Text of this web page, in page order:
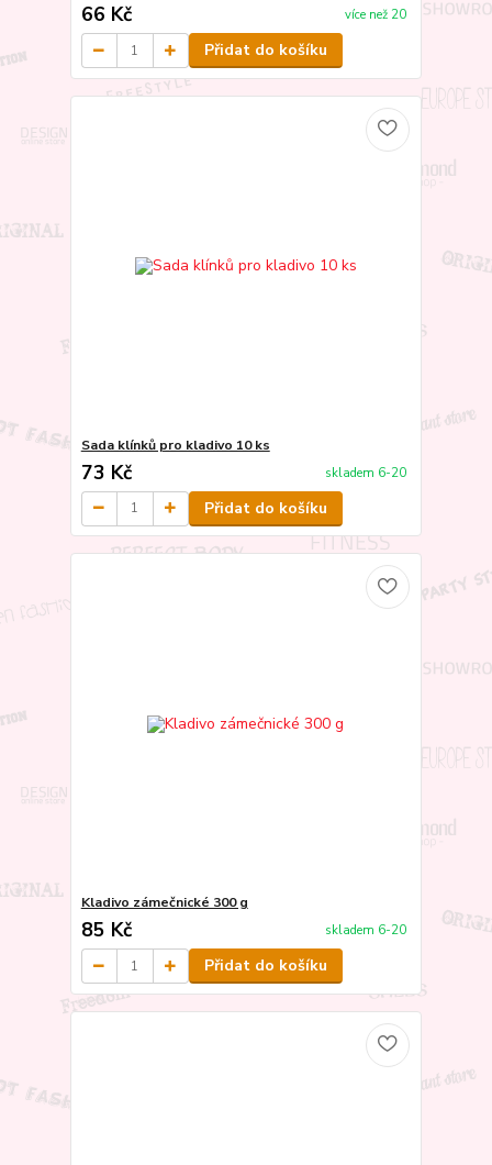
66 Kč více než 20
Přidat do košíku
Sada klínků pro kladivo 10 ks
73 Kč skladem 6-20
Přidat do košíku
Kladivo zámečnické 300 g
85 Kč skladem 6-20
Přidat do košíku